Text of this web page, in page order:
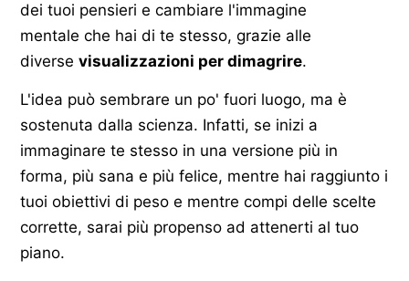
dei tuoi pensieri e cambiare l'immagine
mentale che hai di te stesso, grazie alle
diverse visualizzazioni per dimagrire.
L'idea può sembrare un po' fuori luogo, ma è
sostenuta dalla scienza. Infatti, se inizi a
immaginare te stesso in una versione più in
forma, più sana e più felice, mentre hai raggiunto i
tuoi obiettivi di peso e mentre compi delle scelte
corrette, sarai più propenso ad attenerti al tuo
piano.